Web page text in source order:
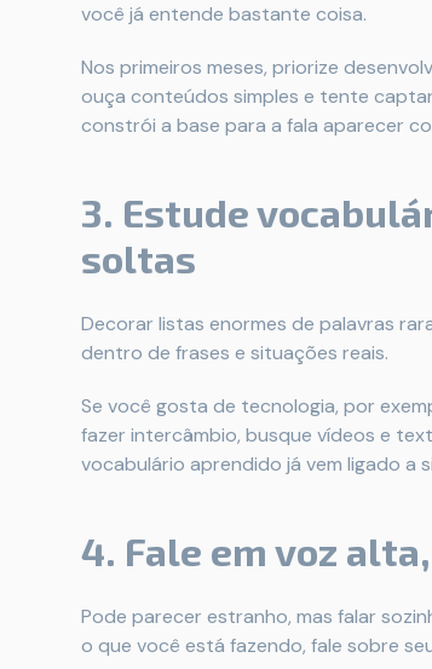
você já entende bastante coisa.
Nos primeiros meses, priorize
ouça conteúdos simples e tente
constrói a base para a fala aparecer
3. Estude
soltas
Decorar listas enormes de palavras
dentro de frases e situações reais.
Se você gosta de tecnologia, por
fazer intercâmbio, busque vídeos e
vocabulário aprendido já vem ligado a
4. Fale em voz
Pode parecer estranho, mas falar
o que você está fazendo, fale sobre